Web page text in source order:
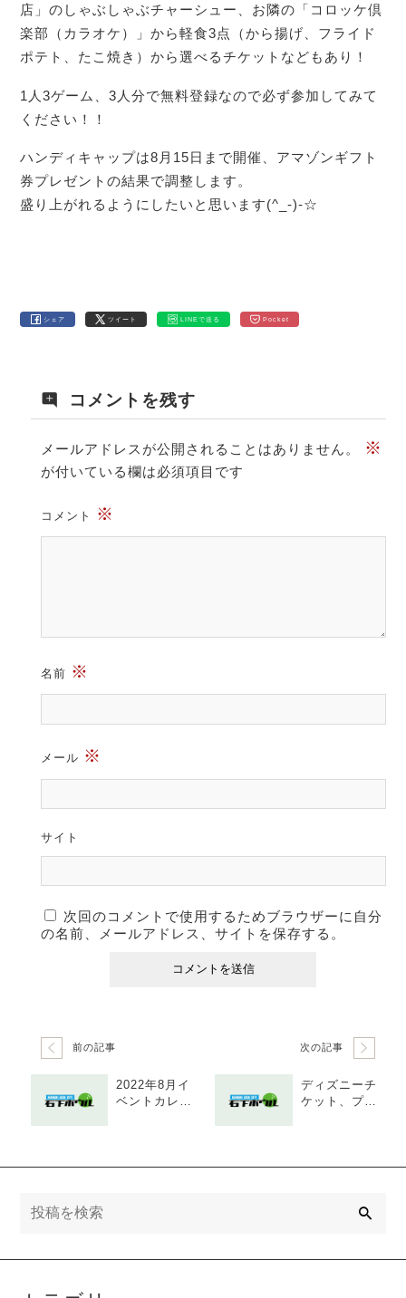
店」のしゃぶしゃぶチャーシュー、お隣の「コロッケ倶
楽部（カラオケ）」から軽食3点（から揚げ、フライド
ポテト、たこ焼き）から選べるチケットなどもあり！
1人3ゲーム、3人分で無料登録なので必ず参加してみて
ください！！
ハンディキャップは8月15日まで開催、アマゾンギフト
券プレゼントの結果で調整します。
盛り上がれるようにしたいと思います(^_-)-☆
シェア ツイート LINEで送る Pocket
コメントを残す
メールアドレスが公開されることはありません。 ※
が付いている欄は必須項目です
コメント ※
名前 ※
メール ※
サイト
次回のコメントで使用するためブラウザーに自分
の名前、メールアドレス、サイトを保存する。
前の記事
2022年8月イ
ベントカレン
次の記事
ディズニーチ
ケット、プレ